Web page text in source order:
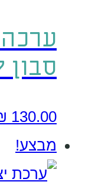
סבון
130.00
מבצע!